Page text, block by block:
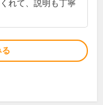
れて、説明も丁寧